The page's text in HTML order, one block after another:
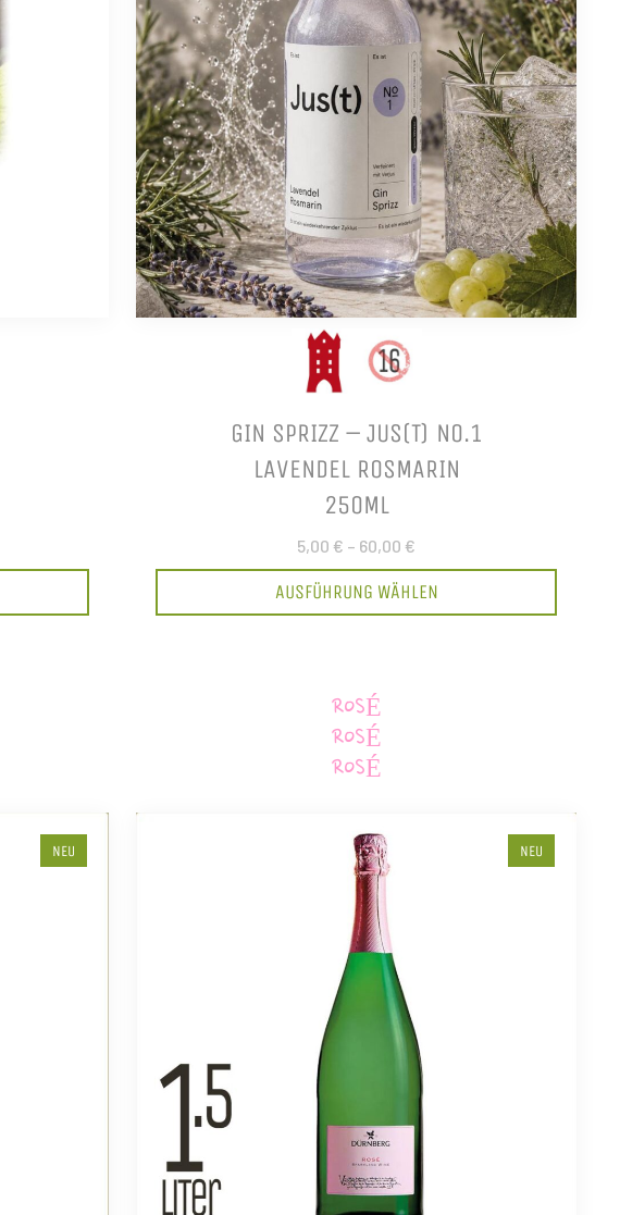
GIN SPRIZZ – JUS(T) NO.1
LAVENDEL ROSMARIN
250ML
5,00 € – 60,00 €
AUSFÜHRUNG WÄHLEN
NEU
ROSÉ
ROSÉ
ROSÉ
NEU